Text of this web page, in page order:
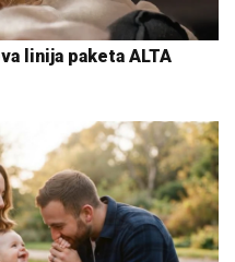
linija paketa ALTA